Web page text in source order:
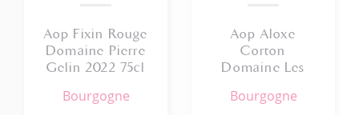
Aop Fixin Rouge
Domaine Pierre
Gelin 2022 75cl
bourgogne
Aop Aloxe
Corton
Domaine Les
bourgogne